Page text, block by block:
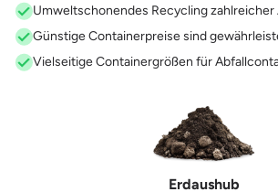
Umweltschonendes Recycling zahlreicher
Günstige Containerpreise sind
Vielseitige Containergrößen für
Erdaushub